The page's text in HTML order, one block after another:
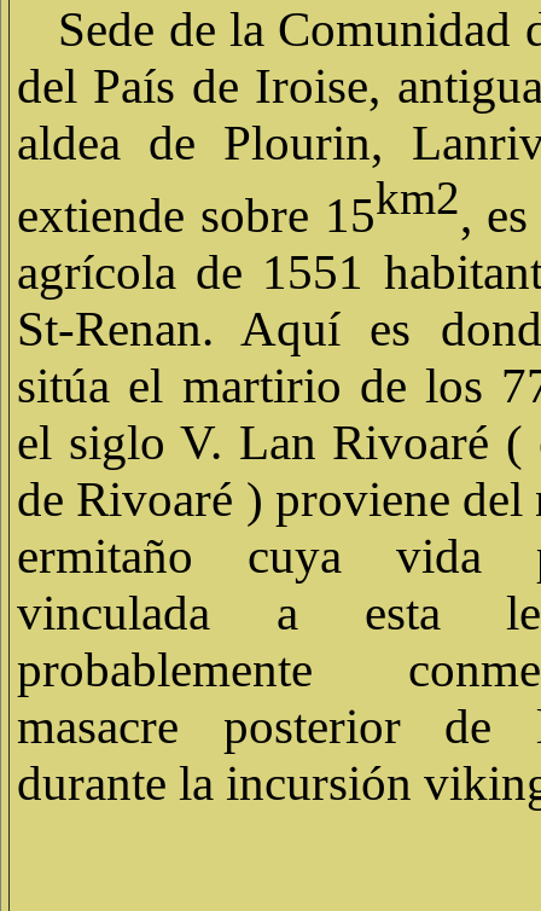
Sede de la Comunidad
del País de Iroise,
aldea de Plourin,
extiende sobre 15km2,
agrícola de 1551
St-Renan. Aquí es
sitúa el martirio de los
el siglo V. Lan Rivoaré (
de Rivoaré ) proviene del
ermitaño cuya vida
vinculada a esta
probablemente
masacre posterior de
durante la incursión